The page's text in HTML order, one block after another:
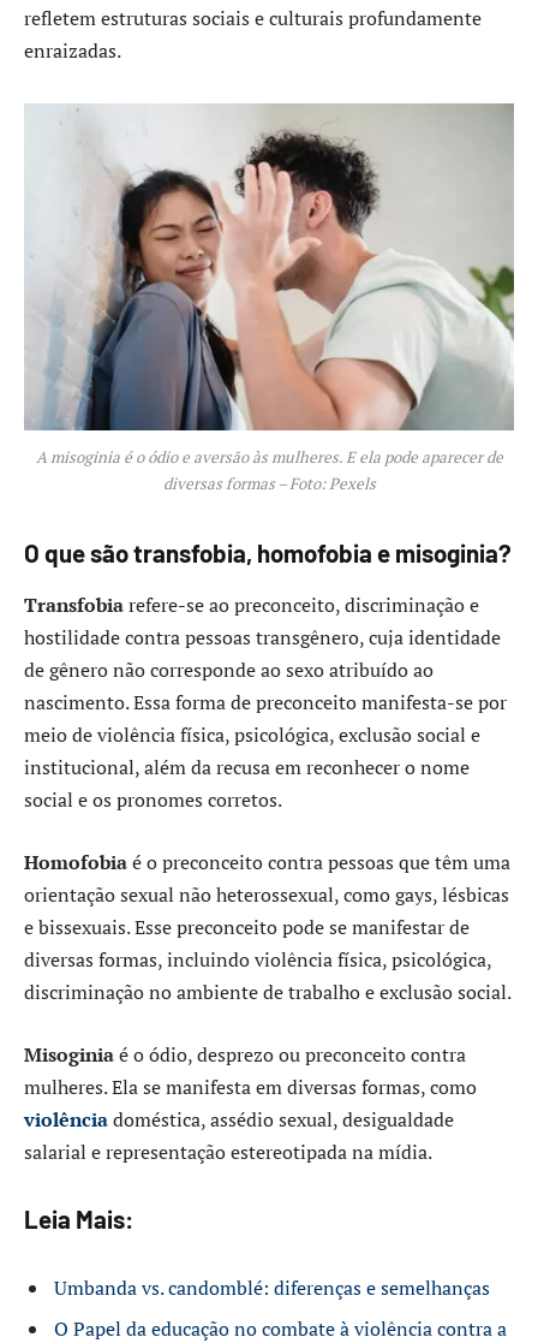
refletem estruturas sociais e culturais profundamente
enraizadas.
A misoginia é o ódio e aversão às mulheres. E ela pode aparecer de
diversas formas – Foto: Pexels
O que são transfobia, homofobia e misoginia?
Transfobiarefere-se ao preconceito, discriminação e
hostilidade contra pessoas transgênero, cuja identidade
de gênero não corresponde ao sexo atribuído ao
nascimento. Essa forma de preconceito manifesta-se por
meio de violência física, psicológica, exclusão social e
institucional, além da recusa em reconhecer o nome
social e os pronomes corretos.
Homofobiaé o preconceito contra pessoas que têm uma
orientação sexual não heterossexual, como gays, lésbicas
e bissexuais. Esse preconceito pode se manifestar de
diversas formas, incluindo violência física, psicológica,
discriminação no ambiente de trabalho e exclusão social.
Misoginiaé o ódio, desprezo ou preconceito contra
mulheres. Ela se manifesta em diversas formas, como
violênciadoméstica, assédio sexual, desigualdade
salarial e representação estereotipada na mídia.
Leia Mais:
Umbanda vs. candomblé: diferenças e semelhanças
O Papel da educação no combate à violência contra a